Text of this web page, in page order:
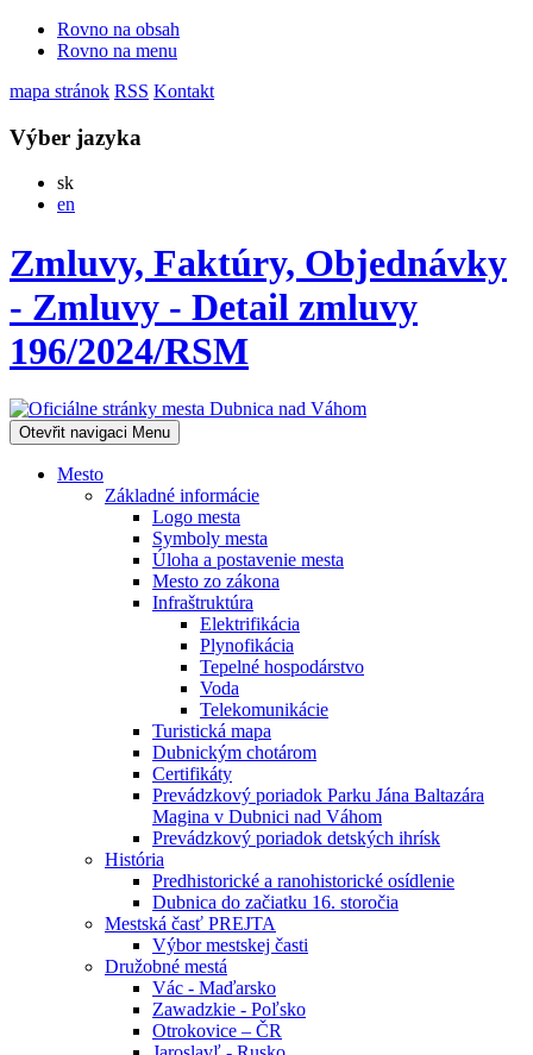
Rovno na obsah
Rovno na menu
mapa stránok RSS Kontakt
Výber jazyka
skSlovensky
en
Zmluvy, Faktúry, Objednávky
- Zmluvy - Detail zmluvy
196/2024/RSM
Otevřit navigaci Menu
Mesto
Základné informácie
Logo mesta
Symboly mesta
Úloha a postavenie mesta
Mesto zo zákona
Infraštruktúra
Elektrifikácia
Plynofikácia
Tepelné hospodárstvo
Voda
Telekomunikácie
Turistická mapa
Dubnickým chotárom
Certifikáty
Prevádzkový poriadok Parku Jána Baltazára
Magina v Dubnici nad Váhom
Prevádzkový poriadok detských ihrísk
História
Predhistorické a ranohistorické osídlenie
Dubnica do začiatku 16. storočia
Mestská časť PREJTA
Výbor mestskej časti
Družobné mestá
Vác - Maďarsko
Zawadzkie - Poľsko
Otrokovice – ČR